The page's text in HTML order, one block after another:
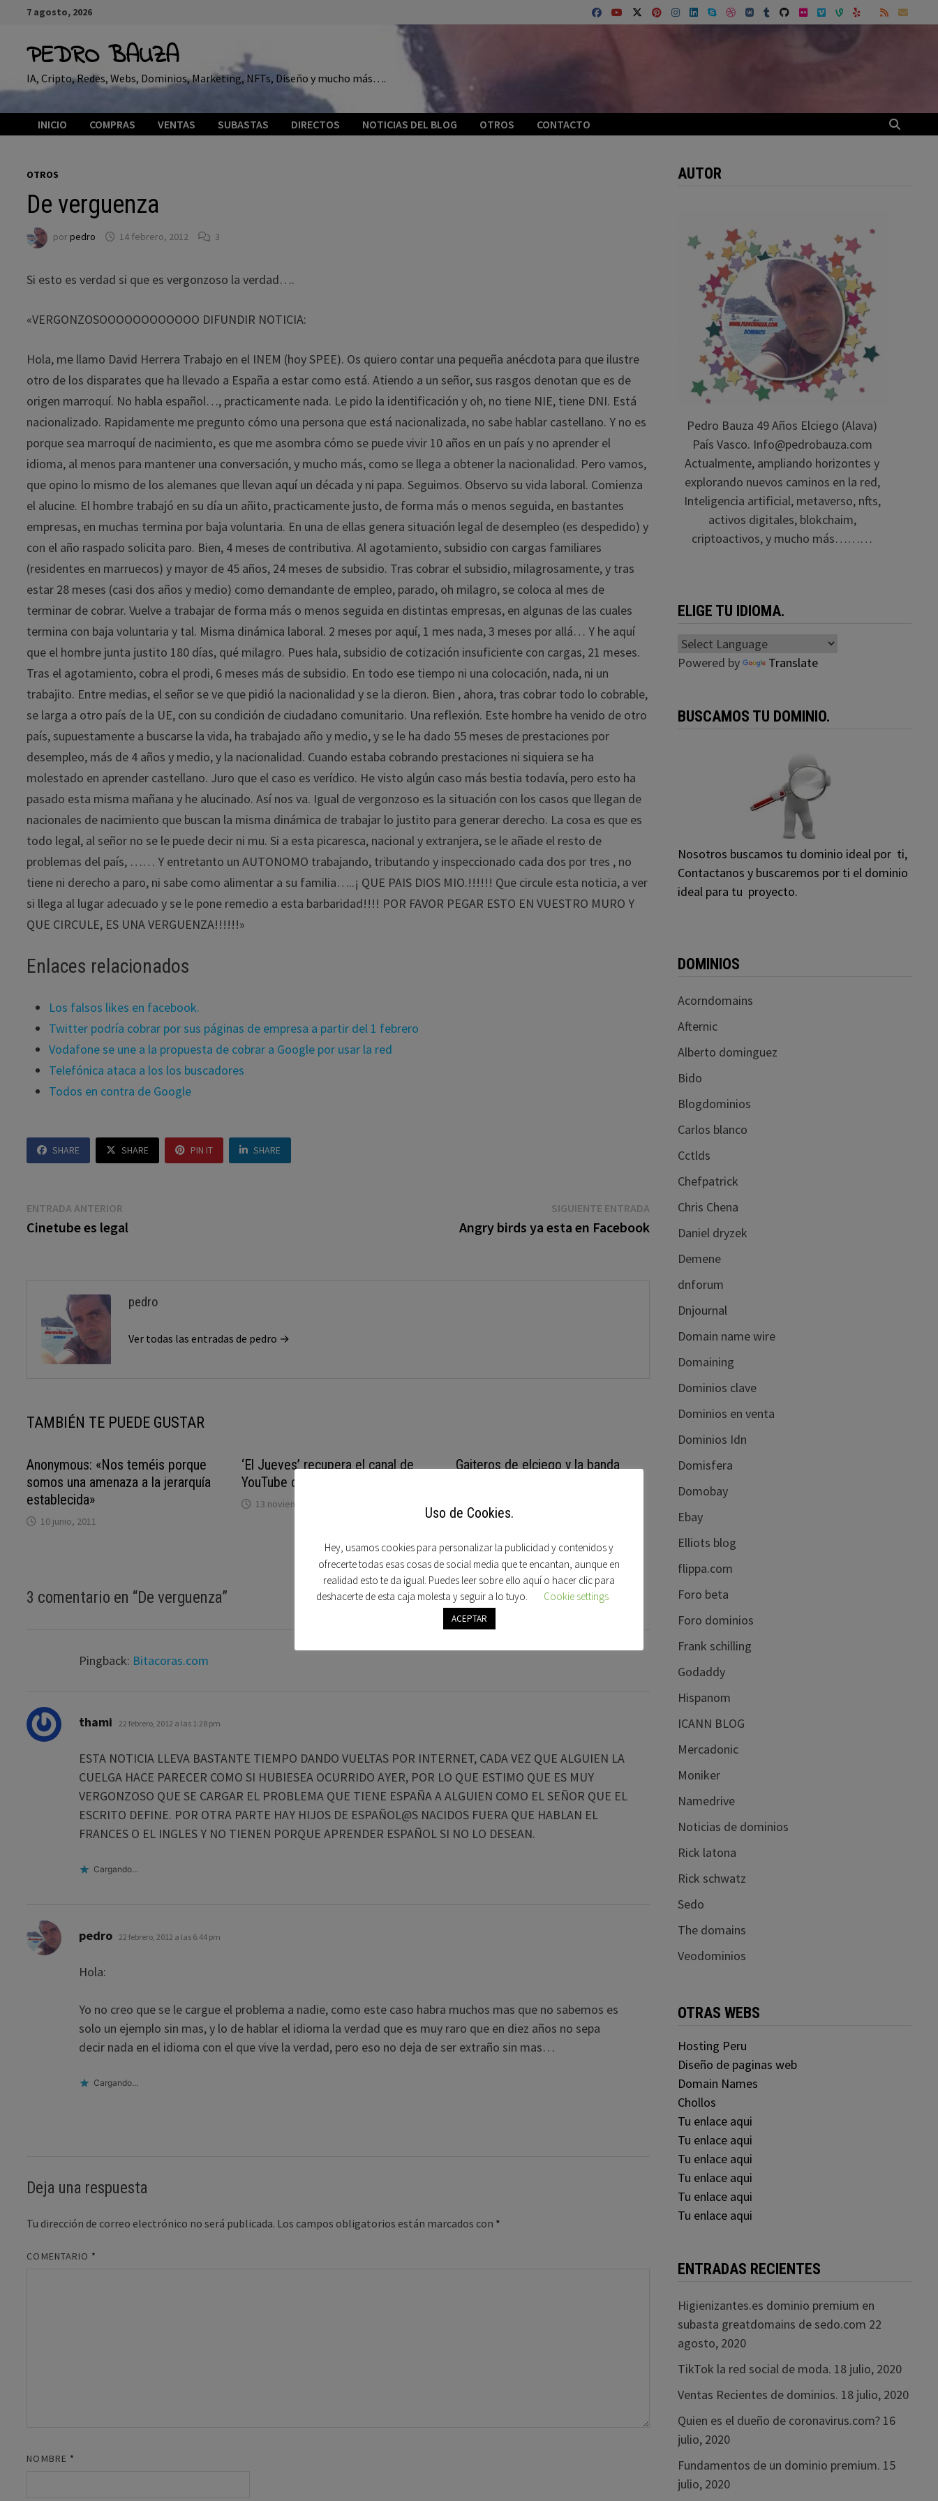
Saltar
contenido
7 agosto, 2026
PEDRO BAUZA
IA, Cripto, Redes, Webs, Dominios, Marketing, NFTs, Diseño y mucho más….
INICIO COMPRAS VENTAS SUBASTAS DIRECTOS NOTICIAS DEL BLOG OTROS CONTACTO
OTROS
De verguenza
porpedro 14 febrero, 2012 3
Si esto es verdad si que es vergonzoso la verdad….
«VERGONZOSOOOOOOOOOOOO DIFUNDIR NOTICIA:
Hola, me llamo David Herrera Trabajo en el INEM (hoy SPEE). Os quiero contar una pequeña anécdota para que ilustre
otro de los disparates que ha llevado a España a estar como está. Atiendo a un señor, sus rasgos denotan que es de
origen marroquí. No habla español…, practicamente nada. Le pido la identificación y oh, no tiene NIE, tiene DNI. Está
nacionalizado. Rapidamente me pregunto cómo una persona que está nacionalizada, no sabe hablar castellano. Y no es
porque sea marroquí de nacimiento, es que me asombra cómo se puede vivir 10 años en un país y no aprender el
idioma, al menos para mantener una conversación, y mucho más, como se llega a obtener la nacionalidad. Pero vamos,
que opino lo mismo de los alemanes que llevan aquí un década y ni papa. Seguimos. Observo su vida laboral. Comienza
el alucine. El hombre trabajó en su día un añito, practicamente justo, de forma más o menos seguida, en bastantes
empresas, en muchas termina por baja voluntaria. En una de ellas genera situación legal de desempleo (es despedido) y
con el año raspado solicita paro. Bien, 4 meses de contributiva. Al agotamiento, subsidio con cargas familiares
(residentes en marruecos) y mayor de 45 años, 24 meses de subsidio. Tras cobrar el subsidio, milagrosamente, y tras
estar 28 meses (casi dos años y medio) como demandante de empleo, parado, oh milagro, se coloca al mes de
terminar de cobrar. Vuelve a trabajar de forma más o menos seguida en distintas empresas, en algunas de las cuales
termina con baja voluntaria y tal. Misma dinámica laboral. 2 meses por aquí, 1 mes nada, 3 meses por allá… Y he aquí
que el hombre junta justito 180 días, qué milagro. Pues hala, subsidio de cotización insuficiente con cargas, 21 meses.
Tras el agotamiento, cobra el prodi, 6 meses más de subsidio. En todo ese tiempo ni una colocación, nada, ni un
trabajito. Entre medias, el señor se ve que pidió la nacionalidad y se la dieron. Bien , ahora, tras cobrar todo lo cobrable,
se larga a otro país de la UE, con su condición de ciudadano comunitario. Una reflexión. Este hombre ha venido de otro
país, supuestamente a buscarse la vida, ha trabajado año y medio, y se le ha dado 55 meses de prestaciones por
desempleo, más de 4 años y medio, y la nacionalidad. Cuando estaba cobrando prestaciones ni siquiera se ha
molestado en aprender castellano. Juro que el caso es verídico. He visto algún caso más bestia todavía, pero esto ha
pasado esta misma mañana y he alucinado. Así nos va. Igual de vergonzoso es la situación con los casos que llegan de
nacionales de nacimiento que buscan la misma dinámica de trabajar lo justito para generar derecho. La cosa es que es
todo legal, al señor no se le puede decir ni mu. Si a esta picaresca, nacional y extranjera, se le añade el resto de
problemas del país, …… Y entretanto un AUTONOMO trabajando, tributando y inspeccionado cada dos por tres , no
tiene ni derecho a paro, ni sabe como alimentar a su familia…..¡ QUE PAIS DIOS MIO.!!!!!! Que circule esta noticia, a ver
si llega al lugar adecuado y se le pone remedio a esta barbaridad!!!! POR FAVOR PEGAR ESTO EN VUESTRO MURO Y
QUE CIRCULE, ES UNA VERGUENZA!!!!!!»
Enlaces relacionados
Los falsos likes en facebook.
Twitter podría cobrar por sus páginas de empresa a partir del 1 febrero
Vodafone se une a la propuesta de cobrar a Google por usar la red
Telefónica ataca a los los buscadores
Todos en contra de Google
SHARE SHARE PIN IT SHARE
Navegación
de
ENTRADA ANTERIOR
anterior:
Cinetube es legal
SIGUIENTE ENTRADAEntrada
siguiente:
Angry birds ya esta en Facebook
pedro
Ver todas las entradas de pedro →
TAMBIÉN TE PUEDE GUSTAR
Anonymous: «Nos teméis porque
somos una amenaza a la jerarquía
establecida»
10 junio, 2011
‘El Jueves’ recupera el canal de
YouTube quitado
13 noviembre, 2009
Gaiteros de elciego y la banda
3 comentario en “De verguenza”
Pingback: Bitacoras.com
thami dice:
22 febrero, 2012 a las 1:28 pm
ESTA NOTICIA LLEVA BASTANTE TIEMPO DANDO VUELTAS POR INTERNET, CADA VEZ QUE ALGUIEN LA
CUELGA HACE PARECER COMO SI HUBIESEA OCURRIDO AYER, POR LO QUE ESTIMO QUE ES MUY
VERGONZOSO QUE SE CARGAR EL PROBLEMA QUE TIENE ESPAÑA A ALGUIEN COMO EL SEÑOR QUE EL
ESCRITO DEFINE. POR OTRA PARTE HAY HIJOS DE ESPAÑOL@S NACIDOS FUERA QUE HABLAN EL
FRANCES O EL INGLES Y NO TIENEN PORQUE APRENDER ESPAÑOL SI NO LO DESEAN.
Cargando...
pedro dice:
22 febrero, 2012 a las 6:44 pm
Hola:
Yo no creo que se le cargue el problema a nadie, como este caso habra muchos mas que no sabemos es
solo un ejemplo sin mas, y lo de hablar el idioma la verdad que es muy raro que en diez años no sepa
decir nada en el idioma con el que vive la verdad, pero eso no deja de ser extraño sin mas…
Cargando...
Deja una respuesta
Tu dirección de correo electrónico no será publicada. Los campos obligatorios están marcados con *
COMENTARIO *
NOMBRE *
AUTOR
Pedro Bauza 49 Años Elciego (Alava)
País Vasco. Info@pedrobauza.com
Actualmente, ampliando horizontes y
explorando nuevos caminos en la red,
Inteligencia artificial, metaverso, nfts,
activos digitales, blokchaim,
criptoactivos, y mucho más………
ELIGE TU IDIOMA.
Powered by Translate
BUSCAMOS TU DOMINIO.
Nosotros buscamos tu dominio ideal por ti,
Contactanos y buscaremos por ti el dominio
ideal para tu proyecto.
DOMINIOS
Acorndomains
Afternic
Alberto dominguez
Bido
Blogdominios
Carlos blanco
Cctlds
Chefpatrick
Chris Chena
Daniel dryzek
Demene
dnforum
Dnjournal
Domain name wire
Domaining
Dominios clave
Dominios en venta
Dominios Idn
Domisfera
Domobay
Ebay
Elliots blog
flippa.com
Foro beta
Foro dominios
Frank schilling
Godaddy
Hispanom
ICANN BLOG
Mercadonic
Moniker
Namedrive
Noticias de dominios
Rick latona
Rick schwatz
Sedo
The domains
Veodominios
OTRAS WEBS
Hosting Peru
Diseño de paginas web
Domain Names
Chollos
Tu enlace aqui
Tu enlace aqui
Tu enlace aqui
Tu enlace aqui
Tu enlace aqui
Tu enlace aqui
ENTRADAS RECIENTES
Higienizantes.es dominio premium en
subasta greatdomains de sedo.com 22
agosto, 2020
TikTok la red social de moda. 18 julio, 2020
Ventas Recientes de dominios. 18 julio, 2020
Quien es el dueño de coronavirus.com? 16
julio, 2020
Fundamentos de un dominio premium. 15
julio, 2020
Uso de Cookies.
Hey, usamos cookies para personalizar la publicidad y contenidos y
ofrecerte todas esas cosas de social media que te encantan, aunque en
realidad esto te da igual. Puedes leer sobre ello aquí o hacer clic para
deshacerte de esta caja molesta y seguir a lo tuyo.
Cookie settings
ACEPTAR